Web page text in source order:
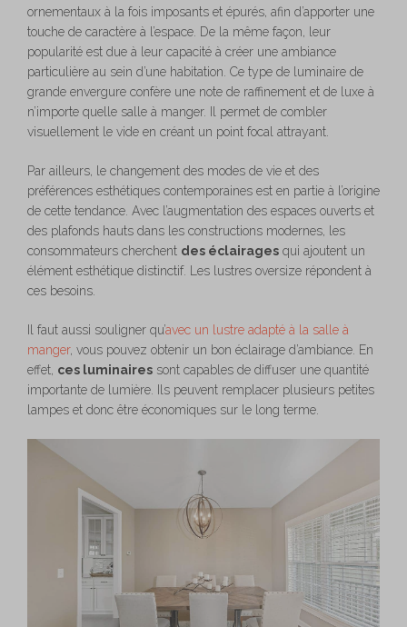
ornementaux à la fois imposants et épurés, afin d’apporter une
touche de caractère à l’espace. De la même façon, leur
popularité est due à leur capacité à créer une ambiance
particulière au sein d’une habitation. Ce type de luminaire de
grande envergure confère une note de raffinement et de luxe à
n’importe quelle salle à manger. Il permet de combler
visuellement le vide en créant un point focal attrayant.
Par ailleurs, le changement des modes de vie et des
préférences esthétiques contemporaines est en partie à l’origine
de cette tendance. Avec l’augmentation des espaces ouverts et
des plafonds hauts dans les constructions modernes, les
consommateurs cherchent des éclairages qui ajoutent un
élément esthétique distinctif. Les lustres oversize répondent à
ces besoins.
Il faut aussi souligner qu’avec un lustre adapté à la salle à
manger, vous pouvez obtenir un bon éclairage d’ambiance. En
effet, ces luminaires sont capables de diffuser une quantité
importante de lumière. Ils peuvent remplacer plusieurs petites
lampes et donc être économiques sur le long terme.